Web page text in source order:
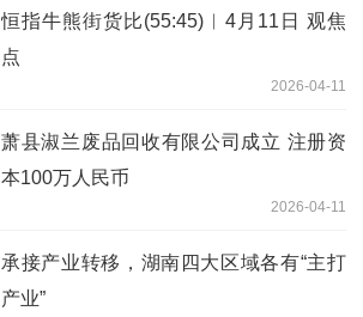
恒指牛熊街货比(55:45)︱4月11日 观焦
点
2026-04-11
萧县淑兰废品回收有限公司成立 注册资
本100万人民币
2026-04-11
承接产业转移，湖南四大区域各有“主打
产业”